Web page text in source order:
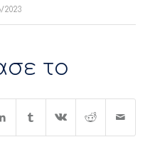
2023
το